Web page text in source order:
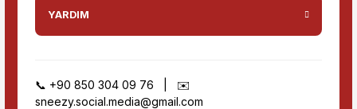
YARDIM
📞 +90 850 304 09 76 | ✉️
sneezy.social.media@gmail.com